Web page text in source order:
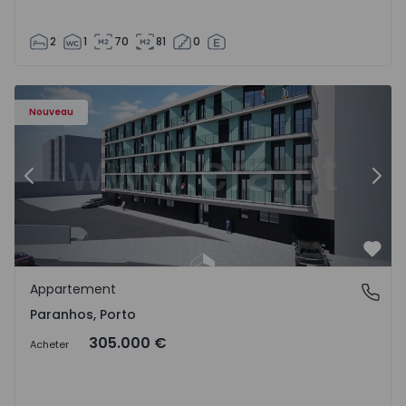
2 1 70 81 0
Nouveau
Appartement T1 Porto, Paranhos - 1575706 - 8
Précédent
Paranhos, Porto
Appartement
Paranhos, Porto
Acheter 305.000 €